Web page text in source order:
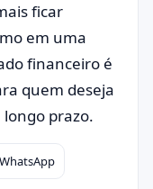
ficar
em uma
financeiro é
quem deseja
prazo.
WhatsApp